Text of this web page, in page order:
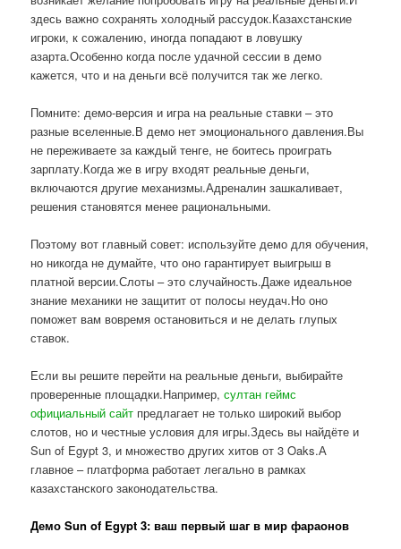
здесь важно сохранять холодный рассудок.Казахстанские
игроки, к сожалению, иногда попадают в ловушку
азарта.Особенно когда после удачной сессии в демо
кажется, что и на деньги всё получится так же легко.
Помните: демо-версия и игра на реальные ставки – это
разные вселенные.В демо нет эмоционального давления.Вы
не переживаете за каждый тенге, не боитесь проиграть
зарплату.Когда же в игру входят реальные деньги,
включаются другие механизмы.Адреналин зашкаливает,
решения становятся менее рациональными.
Поэтому вот главный совет: используйте демо для обучения,
но никогда не думайте, что оно гарантирует выигрыш в
платной версии.Слоты – это случайность.Даже идеальное
знание механики не защитит от полосы неудач.Но оно
поможет вам вовремя остановиться и не делать глупых
ставок.
Если вы решите перейти на реальные деньги, выбирайте
проверенные площадки.Например,султан геймс
официальный сайт предлагает не только широкий выбор
слотов, но и честные условия для игры.Здесь вы найдёте и
Sun of Egypt 3, и множество других хитов от 3 Oaks.А
главное – платформа работает легально в рамках
казахстанского законодательства.
Демо Sun of Egypt 3: ваш первый шаг в мир фараонов